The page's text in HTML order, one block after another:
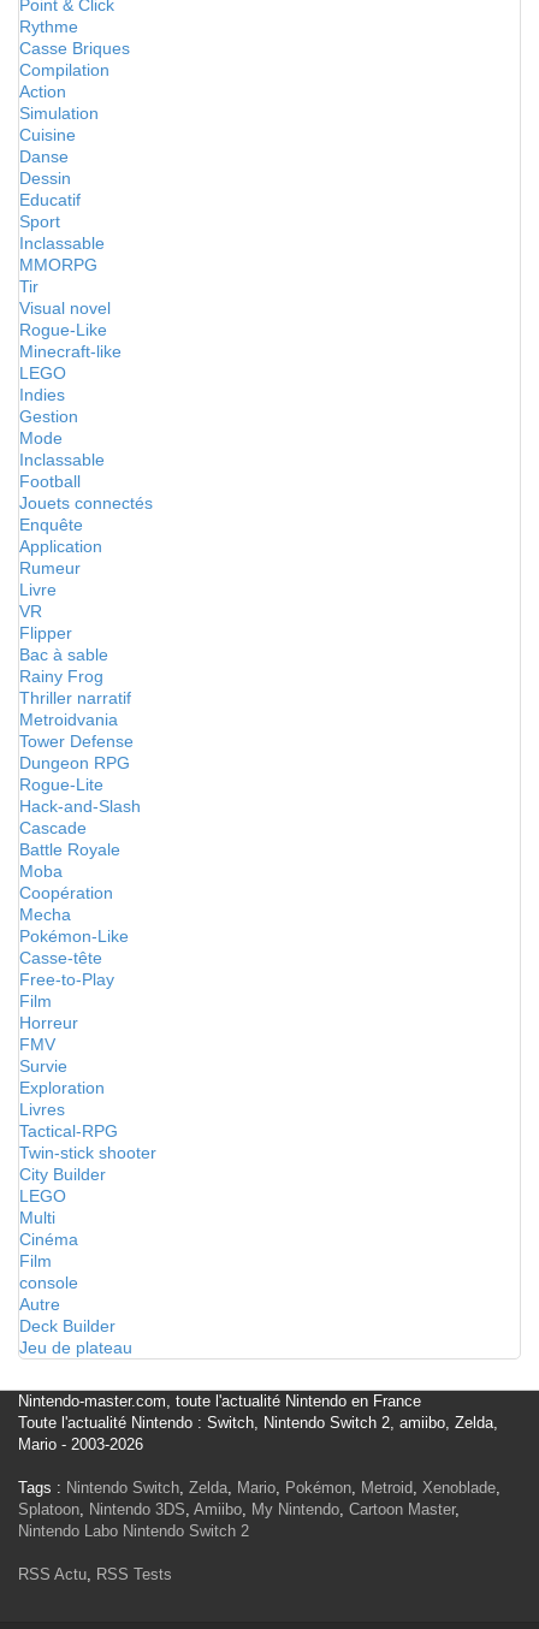
Point & Click
Rythme
Casse Briques
Compilation
Action
Simulation
Cuisine
Danse
Dessin
Educatif
Sport
Inclassable
MMORPG
Tir
Visual novel
Rogue-Like
Minecraft-like
LEGO
Indies
Gestion
Mode
Inclassable
Football
Jouets connectés
Enquête
Application
Rumeur
Livre
VR
Flipper
Bac à sable
Rainy Frog
Thriller narratif
Metroidvania
Tower Defense
Dungeon RPG
Rogue-Lite
Hack-and-Slash
Cascade
Battle Royale
Moba
Coopération
Mecha
Pokémon-Like
Casse-tête
Free-to-Play
Film
Horreur
FMV
Survie
Exploration
Livres
Tactical-RPG
Twin-stick shooter
City Builder
LEGO
Multi
Cinéma
Film
console
Autre
Deck Builder
Jeu de plateau
Nintendo-master.com, toute l'actualité Nintendo en France
Toute l'actualité Nintendo : Switch, Nintendo Switch 2, amiibo, Zelda,
Mario - 2003-2026
Tags : Nintendo Switch, Zelda, Mario, Pokémon, Metroid, Xenoblade,
Splatoon, Nintendo 3DS, Amiibo, My Nintendo, Cartoon Master,
Nintendo Labo Nintendo Switch 2
RSS Actu, RSS Tests